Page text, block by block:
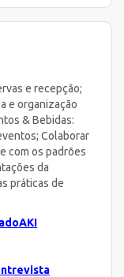
e recepção;
e organização
& Bebidas:
Colaborar
com os padrões
da
práticas de